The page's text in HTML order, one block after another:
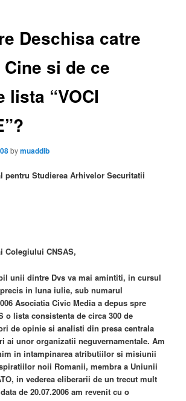
Deschisa catre
Cine si de ce
lista “VOCI
bymuaddib
pentru Studierea Arhivelor Securitatii
Colegiului CNSAS,
unii dintre Dvs va mai amintiti, in cursul
in luna iulie, sub numarul
Asociatia Civic Media a depus spre
o lista consistenta de circa 300 de
de opinie si analisti din presa centrala
ai unor organizatii neguvernamentale. Am
in intampinarea atributiilor si misiunii
noii Romanii, membra a Uniunii
in vederea eliberarii de un trecut mult
de 20.07.2006 am revenit cu o